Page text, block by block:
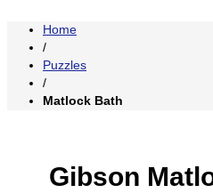
Home
/
Puzzles
/
Matlock Bath
Gibson